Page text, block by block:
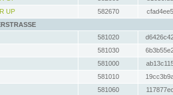
UP
582670
581020
581030
581000
581010
581060